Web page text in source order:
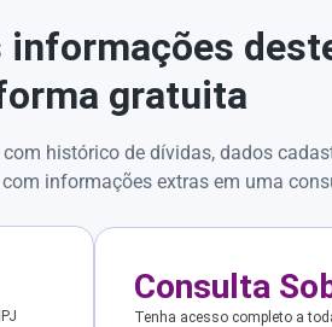
informações
gratuita
histórico de dívidas, dados
informações extras em uma
Consulta
Tenha acesso completo a